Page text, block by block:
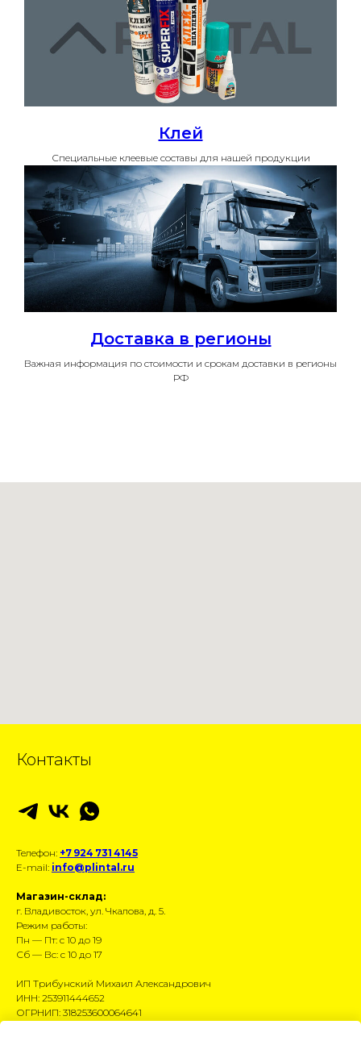
Клей
Специальные клеевые составы для нашей продукции
Доставка в регионы
Важная информация по стоимости и срокам доставки в регионы
РФ
Контакты
Телефон: +7 924 731 4145
E-mail: info@plintal.ru
Магазин-склад:
г. Владивосток, ул. Чкалова, д. 5.
Режим работы:
Пн — Пт: с 10 до 19
Сб — Вс: с 10 до 17
ИП Трибунский Михаил Александрович
ИНН: 253911444652
ОГРНИП: 318253600064641